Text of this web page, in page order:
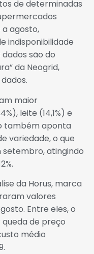
de determinadas
agosto,
indisponibilidade
são do
da Neogrid,
maior
leite (14,1%) e
também aponta
variedade, o que
atingindo
da Horus, marca
valores
Entre eles, o
de preço
médio